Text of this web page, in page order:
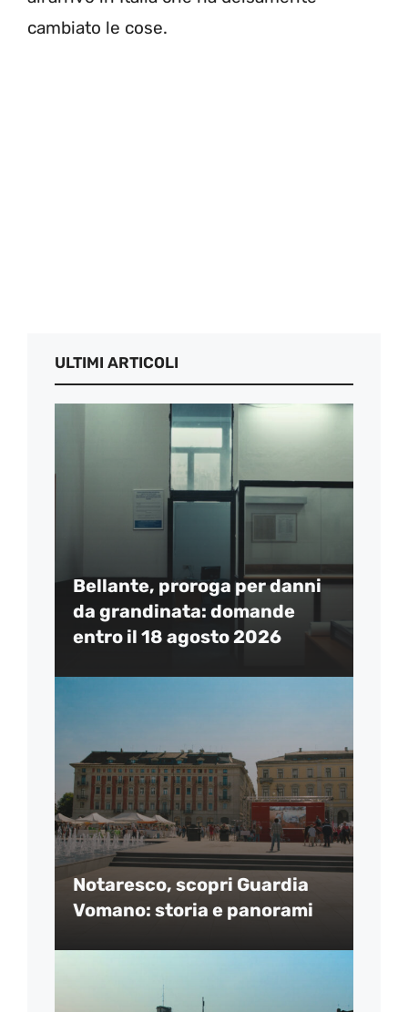
cambiato le cose.
ULTIMI ARTICOLI
Bellante, proroga per danni
da grandinata: domande
entro il 18 agosto 2026
Notaresco, scopri Guardia
Vomano: storia e panorami